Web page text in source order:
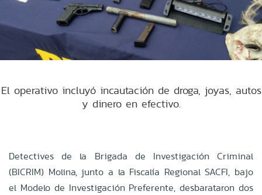
El operativo incluyó incautación de droga, joyas, autos
y dinero en efectivo.
Detectives de la Brigada de Investigación Criminal
(BICRIM) Molina, junto a la Fiscalía Regional SACFI, bajo
el Modelo de Investigación Preferente, desbarataron dos